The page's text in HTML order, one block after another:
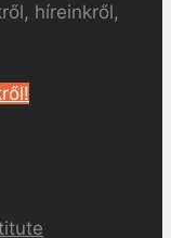
híreinkről,